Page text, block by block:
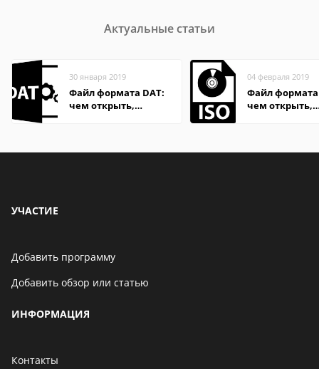
Актуальные статьи
30 января 2019
Файл формата DAT:
чем открыть,
04 февраля 2019
Файл формата
чем открыть,
УЧАСТИЕ
Добавить программу
Добавить обзор или статью
ИНФОРМАЦИЯ
Контакты